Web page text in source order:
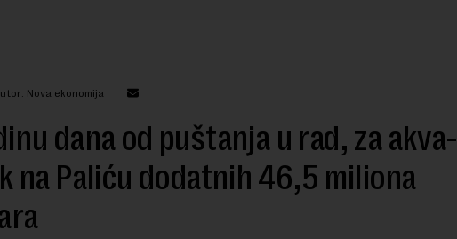
Nova ekonomija
dana od puštanja u rad, za akva-
na Paliću dodatnih 46,5 miliona